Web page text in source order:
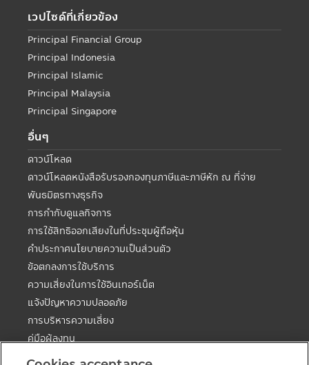
เวปไซด์ที่เกี่ยวข้อง
Principal Financial Group
Principal Indonesia
Principal Islamic
Principal Malaysia
Principal Singapore
อื่นๆ
ดาวน์โหลด
ดาวน์โหลดหนังสือรับรองกองทุนภาษีและภาษีหัก ณ ที่จ่าย
พันธมิตรทางธุรกิจ
การกำกับดูแลกิจการ
การใช้สิทธิออกเสียงในที่ประชุมผู้ถือหุ้น
คำประกาศนโยบายความเป็นส่วนตัว
ข้อตกลงการใช้บริการ
ความเสี่ยงในการใช้อินเทอร์เน็ต
แจ้งปัญหาความปลอดภัย
การบริหารความเสี่ยง
คู่มือผู้ลงทุน
ตารางวันหยุดกองต่างประเทศ